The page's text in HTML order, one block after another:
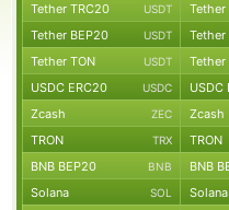
Tether TRC20 USDT Tether
Tether BEP20 USDT Tether
Tether TON USDT Tether
USDC ERC20 USDC USDC
Zcash ZEC Zcash
TRON TRX TRON
BNB BEP20 BNB BNB
Solana SOL Solana